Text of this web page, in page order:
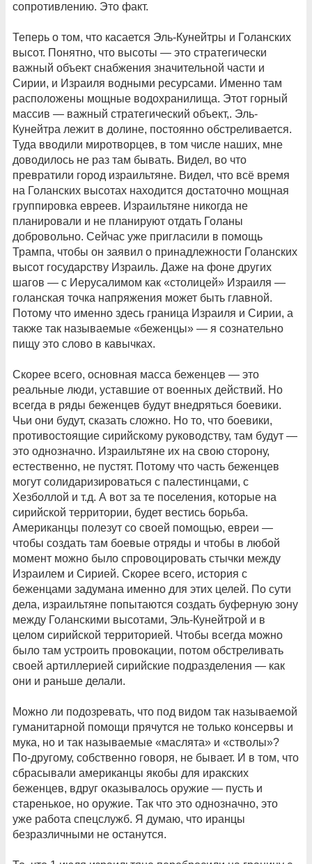
сопротивлению. Это факт.
Теперь о том, что касается Эль-Кунейтры и Голанских
высот. Понятно, что высоты — это стратегически
важный объект снабжения значительной части и
Сирии, и Израиля водными ресурсами. Именно там
расположены мощные водохранилища. Этот горный
массив — важный стратегический объект,. Эль-
Кунейтра лежит в долине, постоянно обстреливается.
Туда вводили миротворцев, в том числе наших, мне
доводилось не раз там бывать. Видел, во что
превратили город израильтяне. Видел, что всё время
на Голанских высотах находится достаточно мощная
группировка евреев. Израильтяне никогда не
планировали и не планируют отдать Голаны
добровольно. Сейчас уже пригласили в помощь
Трампа, чтобы он заявил о принадлежности Голанских
высот государству Израиль. Даже на фоне других
шагов — с Иерусалимом как «столицей» Израиля —
голанская точка напряжения может быть главной.
Потому что именно здесь граница Израиля и Сирии, а
также так называемые «беженцы» — я сознательно
пищу это слово в кавычках.
Скорее всего, основная масса беженцев — это
реальные люди, уставшие от военных действий. Но
всегда в ряды беженцев будут внедряться боевики.
Чьи они будут, сказать сложно. Но то, что боевики,
противостоящие сирийскому руководству, там будут —
это однозначно. Израильтяне их на свою сторону,
естественно, не пустят. Потому что часть беженцев
могут солидаризироваться с палестинцами, с
Хезболлой и т.д. А вот за те поселения, которые на
сирийской территории, будет вестись борьба.
Американцы полезут со своей помощью, евреи —
чтобы создать там боевые отряды и чтобы в любой
момент можно было спровоцировать стычки между
Израилем и Сирией. Скорее всего, история с
беженцами задумана именно для этих целей. По сути
дела, израильтяне попытаются создать буферную зону
между Голанскими высотами, Эль-Кунейтрой и в
целом сирийской территорией. Чтобы всегда можно
было там устроить провокации, потом обстреливать
своей артиллерией сирийские подразделения — как
они и раньше делали.
Можно ли подозревать, что под видом так называемой
гуманитарной помощи прячутся не только консервы и
мука, но и так называемые «маслята» и «стволы»?
По-другому, собственно говоря, не бывает. И в том, что
сбрасывали американцы якобы для иракских
беженцев, вдруг оказывалось оружие — пусть и
старенькое, но оружие. Так что это однозначно, это
уже работа спецслужб. Я думаю, что иранцы
безразличными не останутся.